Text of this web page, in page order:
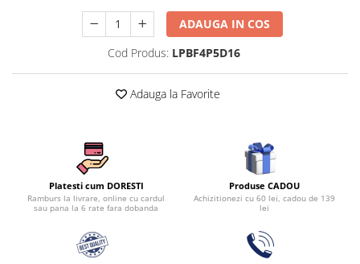
Lenjerii De Pat Damasc 1 Persoana
Lenjerii De Pat, Imprimeu 3D, 1
ADAUGA IN COS
Cod Produs: LPBF4P5D16
Adauga la Favorite
Platesti cum DORESTI
Ramburs la livrare, online cu cardul
sau pana la 6 rate fara dobanda
Produse CADOU
Achizitionezi cu 60 lei, cadou de 139
lei